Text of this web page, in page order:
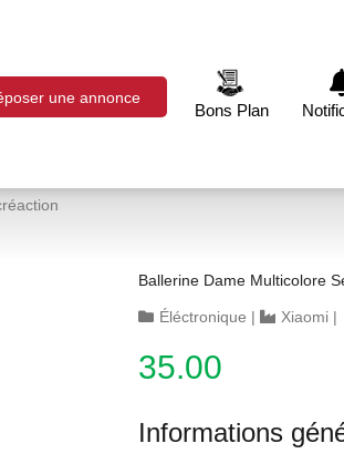
une annonce
Bons Plan
Ballerine Dame Multicolore
Éléctronique | Xiaomi |
35.00
Informations